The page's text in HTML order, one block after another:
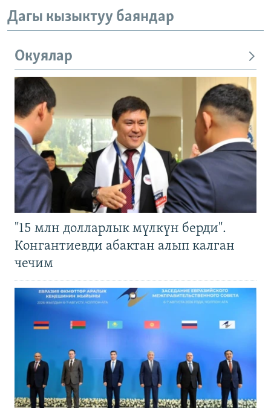
Дагы кызыктуу баяндар
Окуялар
"15 млн долларлык мүлкүн берди".
Конгантиевди абактан алып калган
чечим